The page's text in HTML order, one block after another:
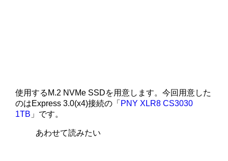
使用するM.2 NVMe SSDを用意します。今回用意した
のはExpress 3.0(x4)接続の「 PNY XLR8 CS3030
1TB 」です。
あわせて読みたい